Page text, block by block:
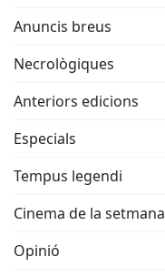
Anuncis breus
Necrològiques
Anteriors edicions
Especials
Tempus legendi
Cinema de la setmana
Opinió